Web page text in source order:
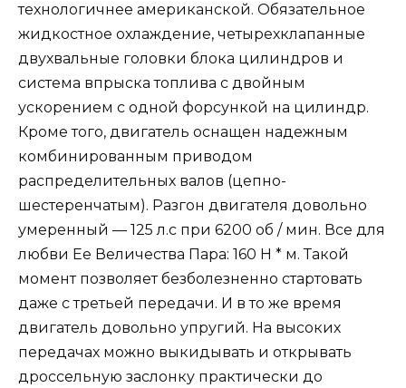
технологичнее американской. Обязательное
жидкостное охлаждение, четырехклапанные
двухвальные головки блока цилиндров и
система впрыска топлива с двойным
ускорением с одной форсункой на цилиндр.
Кроме того, двигатель оснащен надежным
комбинированным приводом
распределительных валов (цепно-
шестеренчатым). Разгон двигателя довольно
умеренный — 125 л.с при 6200 об / мин. Все для
любви Ее Величества Пара: 160 Н * м. Такой
момент позволяет безболезненно стартовать
даже с третьей передачи. И в то же время
двигатель довольно упругий. На высоких
передачах можно выкидывать и открывать
дроссельную заслонку практически до